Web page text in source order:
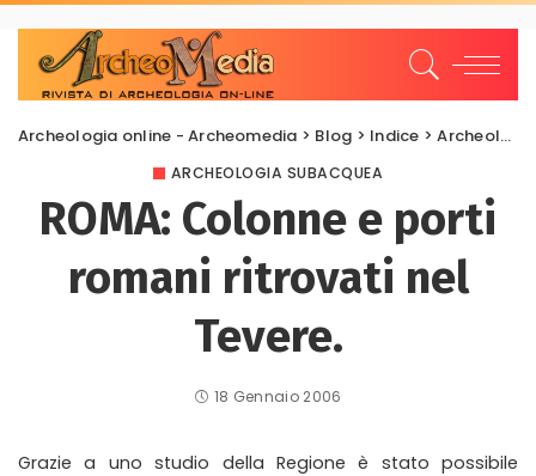
Archeologia online - Archeomedia > Blog > Indice >Archeologia Subacquea
ARCHEOLOGIA SUBACQUEA
ROMA: Colonne e porti
romani ritrovati nel
Tevere.
18 Gennaio 2006
Grazie a uno studio della Regione è stato possibile